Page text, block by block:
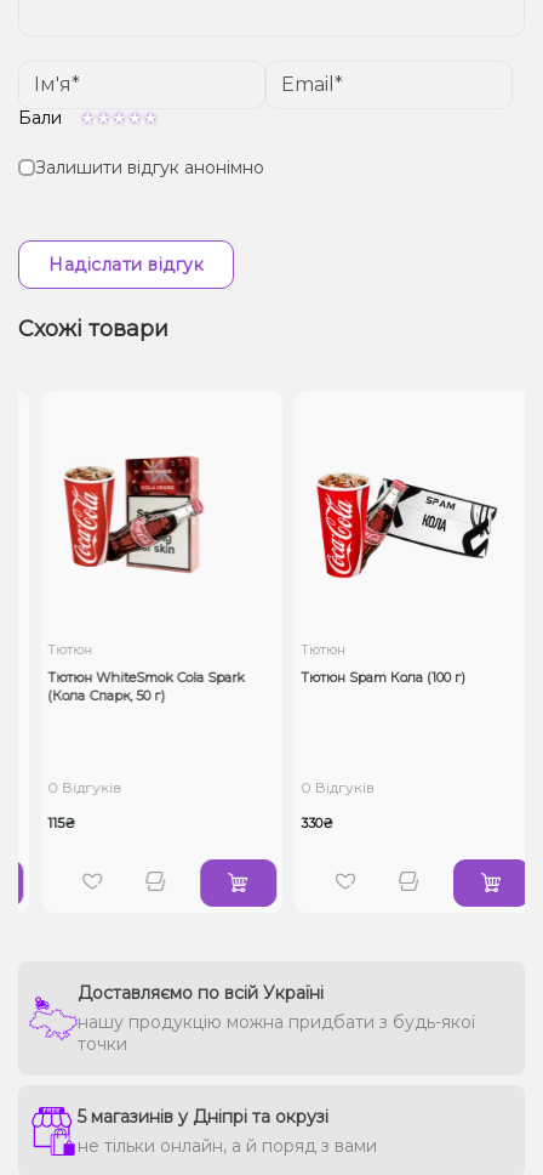
Бали
Залишити відгук анонімно
Надіслати відгук
Схожі товари
Тютюн
Тютюн WhiteSmok Cola Spark
(Кола Спарк, 50 г)
0 Відгуків
115₴
Тютюн
Тютюн Spam Кола (100 г)
0 Відгуків
330₴
Доставляємо по всій Україні
нашу продукцію можна придбати з будь-якої
точки
5 магазинів у Дніпрі та окрузі
не тільки онлайн, а й поряд з вами